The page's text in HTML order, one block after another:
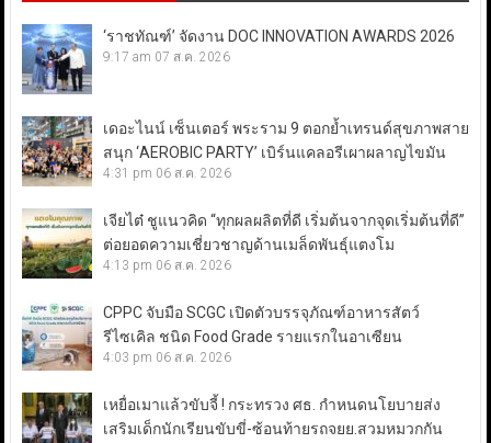
‘ราชทัณฑ์’ จัดงาน DOC INNOVATION AWARDS 2026
9:17 am 07 ส.ค. 2026
เดอะไนน์ เซ็นเตอร์ พระราม 9 ตอกย้ำเทรนด์สุขภาพสาย
สนุก ‘AEROBIC PARTY’ เบิร์นแคลอรีเผาผลาญไขมัน
4:31 pm 06 ส.ค. 2026
เจียไต๋ ชูแนวคิด “ทุกผลผลิตที่ดี เริ่มต้นจากจุดเริ่มต้นที่ดี”
ต่อยอดความเชี่ยวชาญด้านเมล็ดพันธุ์แตงโม
4:13 pm 06 ส.ค. 2026
CPPC จับมือ SCGC เปิดตัวบรรจุภัณฑ์อาหารสัตว์
รีไซเคิล ชนิด Food Grade รายแรกในอาเซียน
4:03 pm 06 ส.ค. 2026
เหยื่อเมาแล้วขับจี้ ! กระทรวง ศธ. กำหนดนโยบายส่ง
เสริมเด็กนักเรียนขับขี่-ซ้อนท้ายรถจยย.สวมหมวกกัน